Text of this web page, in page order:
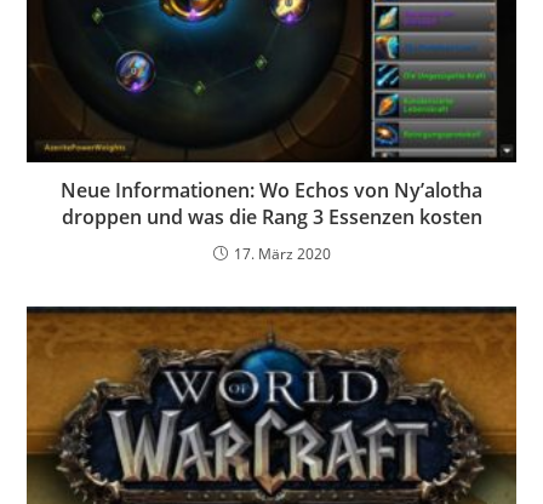
Neue Informationen: Wo Echos von Ny’alotha
droppen und was die Rang 3 Essenzen kosten
17. März 2020